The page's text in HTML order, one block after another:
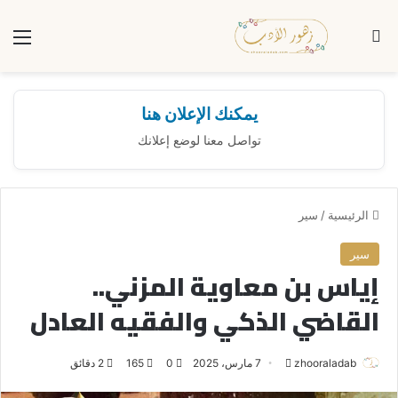
بحث عن
يمكنك الإعلان هنا
تواصل معنا لوضع إعلانك
الرئيسية / سير
سير
إياس بن معاوية المزني..
القاضي الذكي والفقيه العادل
zhooraladab 7 مارس، 2025 0
165